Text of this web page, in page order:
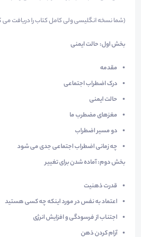
(شما نسخه انگلیسی ولی کامل کتاب را دریافت می
بخش اول: حالت ایمنی
مقدمه
درک اضطراب اجتماعی
حالت ایمنی
مغزهای مضطرب ما
دو مسیر اضطراب
چه زمانی اضطراب اجتماعی جدی می شود
بخش دوم: آماده شدن برای تغییر
قدرت ذهنیت
اعتماد به نفس در مورد اینکه چه کسی هستید
اجتناب از فرسودگی و افزایش انرژی
آرام کردن ذهن